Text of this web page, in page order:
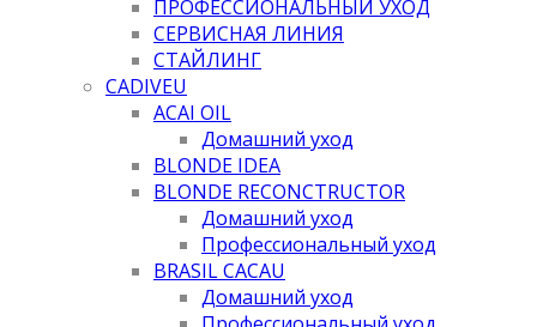
ПРОФЕССИОНАЛЬНЫЙ УХОД
СЕРВИСНАЯ ЛИНИЯ
СТАЙЛИНГ
CADIVEU
ACAI OIL
Домашний уход
BLONDE IDEA
BLONDE RECONCTRUCTOR
Домашний уход
Профессиональный уход
BRASIL CACAU
Домашний уход